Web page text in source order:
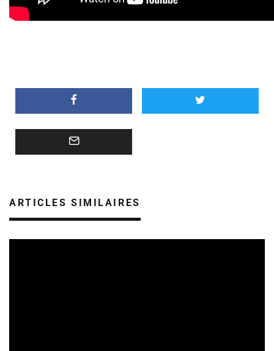
ARTICLES SIMILAIRES